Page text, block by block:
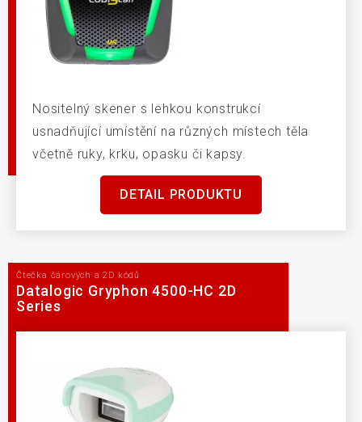
Nositelný skener s lehkou konstrukcí
usnadňující umístění na různých místech těla
včetně ruky, krku, opasku či kapsy.
DETAIL PRODUKTU
Čtečka čárových a 2D kódů
Datalogic Gryphon 4500-HC 2D
Series